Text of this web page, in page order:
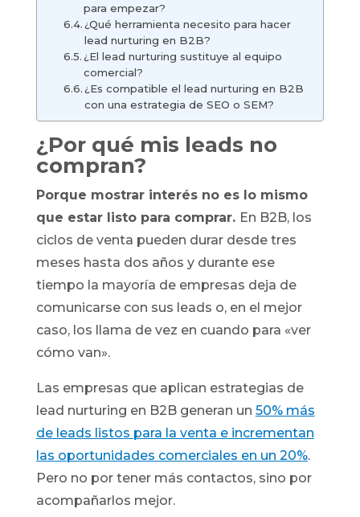
para empezar?
¿Qué herramienta necesito para hacer
lead nurturing en B2B?
¿El lead nurturing sustituye al equipo
comercial?
¿Es compatible el lead nurturing en B2B
con una estrategia de SEO o SEM?
¿Por qué mis leads no
compran?
Porque mostrar interés no es lo mismo
que estar listo para comprar. En B2B, los
ciclos de venta pueden durar desde tres
meses hasta dos años y durante ese
tiempo la mayoría de empresas deja de
comunicarse con sus leads o, en el mejor
caso, los llama de vez en cuando para «ver
cómo van».
Las empresas que aplican estrategias de
lead nurturing en B2B generan un 50% más
de leads listos para la venta e incrementan
las oportunidades comerciales en un 20%.
Pero no por tener más contactos, sino por
acompañarlos mejor.